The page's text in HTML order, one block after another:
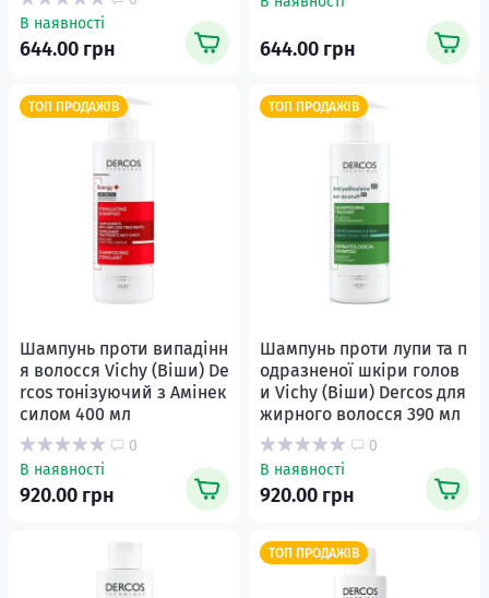
В наявності
644.00 грн 644.00 грн
ТОП ПРОДАЖІВ
Шампунь проти випадінн
я волосся Vichy (Віши) De
rcos тонізуючий з Амінек
силом 400 мл
0
В наявності
920.00 грн
ТОП ПРОДАЖІВ
Шампунь проти лупи та п
одразненої шкіри голов
и Vichy (Віши) Dercos для
жирного волосся 390 мл
0
В наявності
920.00 грн
ТОП ПРОДАЖІВ